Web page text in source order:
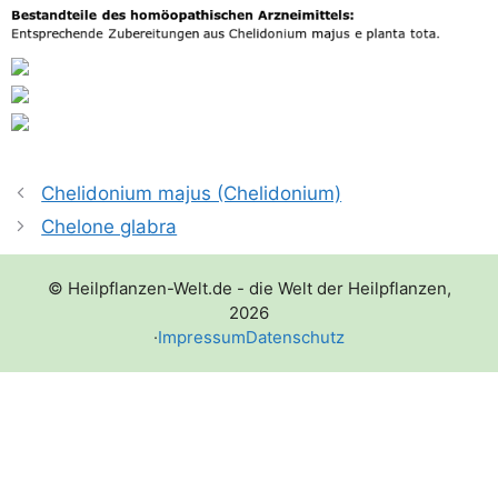
Chelidonium majus (Chelidonium)
Chelone glabra
© Heilpflanzen-Welt.de - die Welt der Heilpflanzen,
2026
·ImpressumDatenschutz